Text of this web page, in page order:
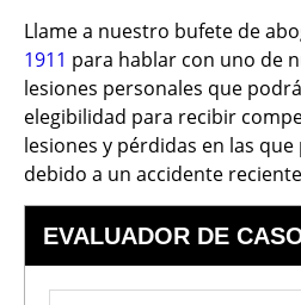
Llame a nuestro bufete de
1911 para hablar con uno de
lesiones personales que
elegibilidad para recibir
lesiones y pérdidas en las
debido a un accidente
EVALUADOR DE